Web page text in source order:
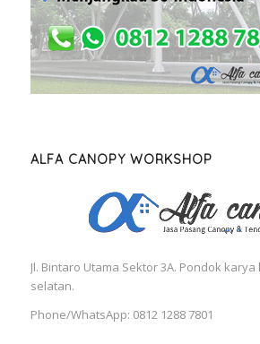
ALFA CANOPY WORKSHOP
Jl. Bintaro Utama Sektor 3A. Pondok
selatan.
Phone/WhatsApp: 0812 1288 7801